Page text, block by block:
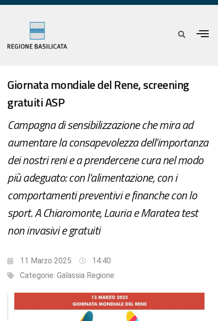
Giornata mondiale del Rene, screening
gratuiti ASP
Campagna di sensibilizzazione che mira ad
aumentare la consapevolezza dell’importanza
dei nostri reni e a prendercene cura nel modo
più adeguato: con l'alimentazione, con i
comportamenti preventivi e finanche con lo
sport. A Chiaromonte, Lauria e Maratea test
non invasivi e gratuiti
11 Marzo 2025
14:40
Categorie: Galassia Regione